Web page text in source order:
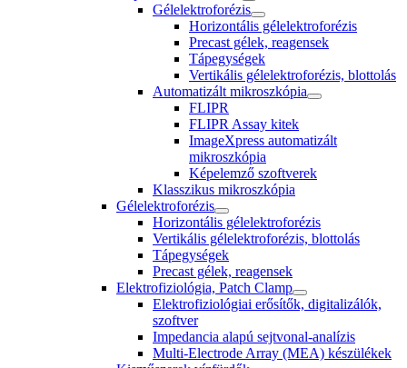
Gélelektroforézis
Horizontális gélelektroforézis
Precast gélek, reagensek
Tápegységek
Vertikális gélelektroforézis, blottolás
Automatizált mikroszkópia
FLIPR
FLIPR Assay kitek
ImageXpress automatizált
mikroszkópia
Képelemző szoftverek
Klasszikus mikroszkópia
Gélelektroforézis
Horizontális gélelektroforézis
Vertikális gélelektroforézis, blottolás
Tápegységek
Precast gélek, reagensek
Elektrofiziológia, Patch Clamp
Elektrofiziológiai erősítők, digitalizálók,
szoftver
Impedancia alapú sejtvonal-analízis
Multi-Electrode Array (MEA) készülékek